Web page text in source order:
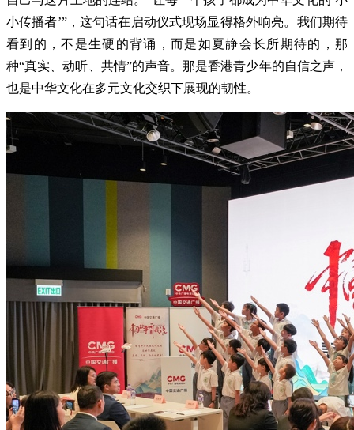
小传播者’”，这句话在启动仪式现场显得格外响亮。我们期待
看到的，不是生硬的背诵，而是如夏静会长所期待的，那
种“真实、动听、共情”的声音。那是香港青少年的自信之声，
也是中华文化在多元文化交织下展现的韧性。